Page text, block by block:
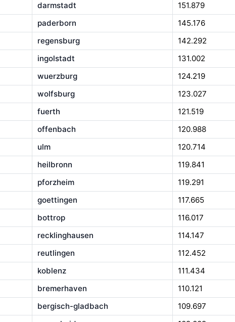
darmstadt 151.879
paderborn 145.176
regensburg 142.292
ingolstadt 131.002
wuerzburg 124.219
wolfsburg 123.027
fuerth 121.519
offenbach 120.988
ulm 120.714
heilbronn 119.841
pforzheim 119.291
goettingen 117.665
bottrop 116.017
recklinghausen 114.147
reutlingen 112.452
koblenz 111.434
bremerhaven 110.121
bergisch-gladbach 109.697